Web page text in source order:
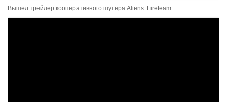
Вышел трейлер кооперативного шутера Aliens: Fireteam.